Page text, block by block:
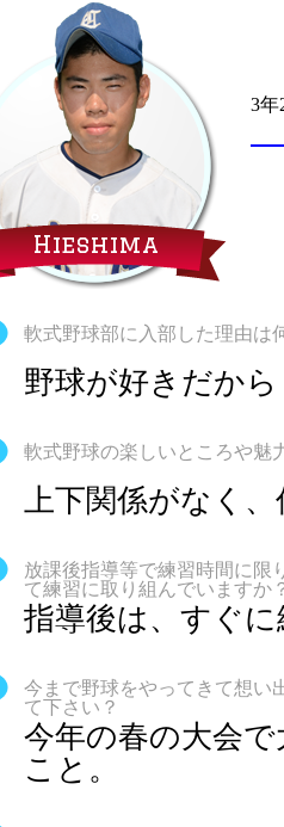
Hieshima
3年
軟式野球部に入部した理由は
野球が好きだから
軟式野球の楽しいところや魅
上下関係がなく
放課後指導等で練習時間に限
て練習に取り組んでいますか
指導後は、すぐ
今まで野球をやってきて想い
て下さい？
今年の春の大会
こと。